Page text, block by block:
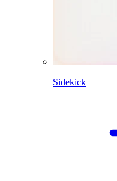
Sidekick